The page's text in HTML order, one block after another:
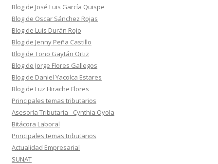
Blog de José Luis García Quispe
Blog de Oscar Sánchez Rojas
Blog de Luis Durán Rojo
Blog de Jenny Peña Castillo
Blog de Toño Gaytán Ortiz
Blog de Jorge Flores Gallegos
Blog de Daniel Yacolca Estares
Blog de Luz Hirache Flores
Principales temas tributarios
Asesoría Tributaria - Cynthia Oyola
Bitácora Laboral
Principales temas tributarios
Actualidad Empresarial
SUNAT